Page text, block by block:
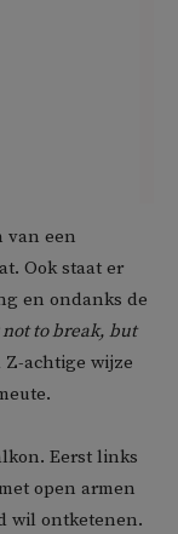
van een
Ook staat er
en ondanks de
to break, but
achtige wijze
Eerst links
open armen
wil ontketenen.